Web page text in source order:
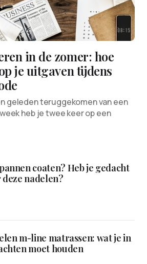
in de zomer: hoe
je uitgaven tijdens
geleden teruggekomen van een
heb je twee keer op een
coaten? Heb je gedacht
deze nadelen?
m-line matrassen: wat je in
moet houden